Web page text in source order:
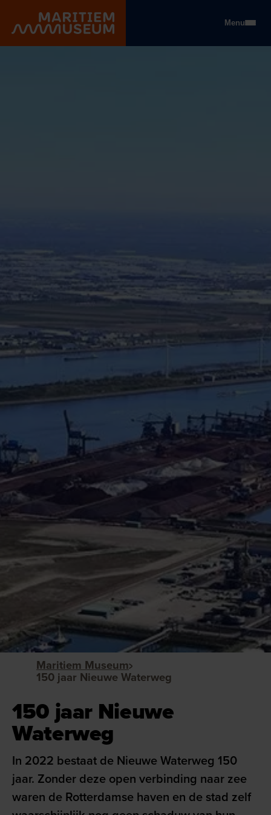
Go to main content Menu
Maritiem Museum
150 jaar Nieuwe Waterweg
150 jaar Nieuwe
Waterweg
In 2022 bestaat de Nieuwe Waterweg 150
jaar. Zonder deze open verbinding naar zee
waren de Rotterdamse haven en de stad zelf